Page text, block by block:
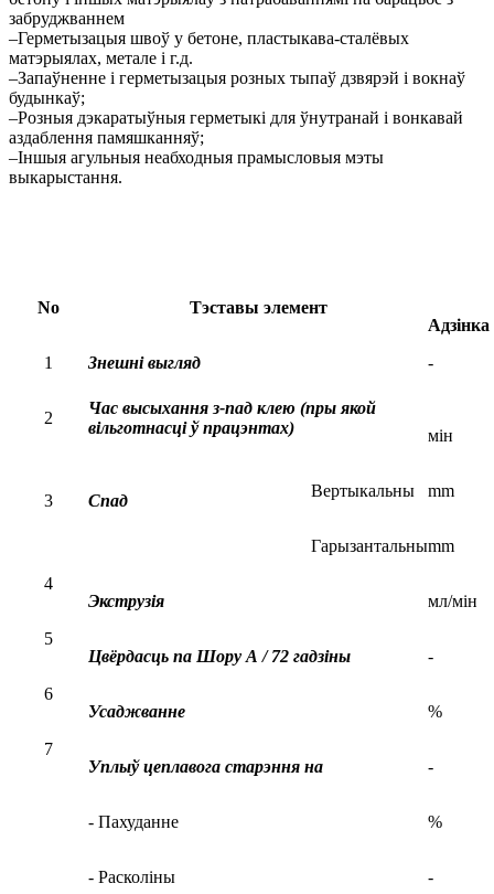
забруджваннем
–Герметызацыя швоў у бетоне, пластыкава-сталёвых
матэрыялах, метале і г.д.
–Запаўненне і герметызацыя розных тыпаў дзвярэй і вокнаў
будынкаў;
–Розныя дэкаратыўныя герметыкі для ўнутранай і вонкавай
аздаблення памяшканняў;
–Іншыя агульныя неабходныя прамысловыя мэты
выкарыстання.
No
Тэставы элемент
Адзінка
1
Знешні выгляд -
2
Час высыхання з-пад клею (пры якой
вільготнасці ў працэнтах)
мін
3 Спад
Вертыкальны mm
Гарызантальныmm
4
Экструзія
мл/мін
5
Цвёрдасць па Шору А / 72 гадзіны
-
6
Усаджванне
%
7
Уплыў цеплавога старэння на
-
- Пахуданне %
- Расколіны -